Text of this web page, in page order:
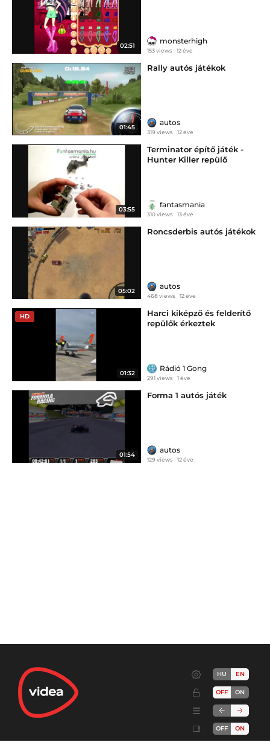
02:51
monsterhigh
153 views 12 éve
01:45
Rally autós játékok
autos
319 views 12 éve
03:55
Terminator építő játék -
Hunter Killer repülő
fantasmania
310 views 13 éve
05:02
Roncsderbis autós játékok
autos
468 views 12 éve
HD
01:32
Harci kiképző és felderítő
repülők érkeztek
Rádió 1 Gong
291 views 1 éve
01:54
Forma 1 autós játék
autos
129 views 12 éve
HU EN
OFF ON
OFF ON